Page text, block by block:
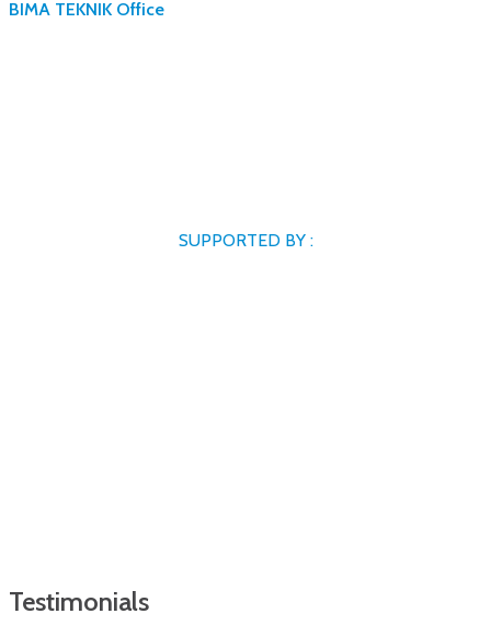
BIMA TEKNIK Office
SUPPORTED BY :
Testimonials